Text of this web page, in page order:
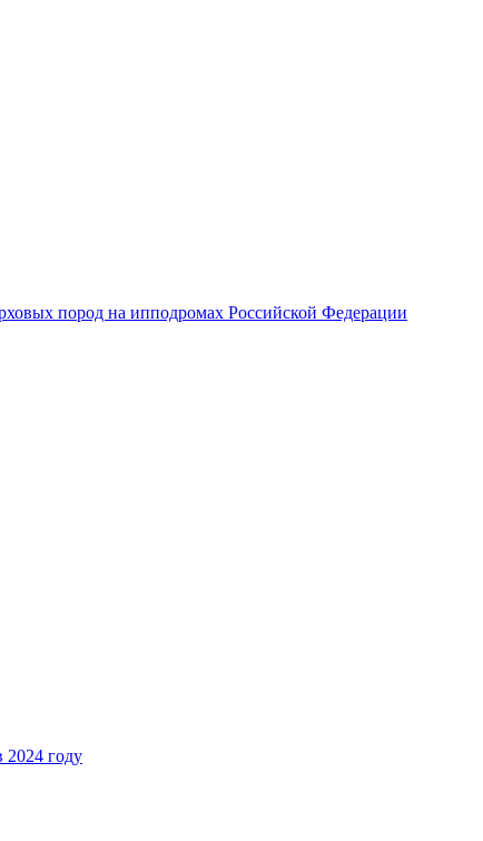
пород на ипподромах Российской Федерации
году